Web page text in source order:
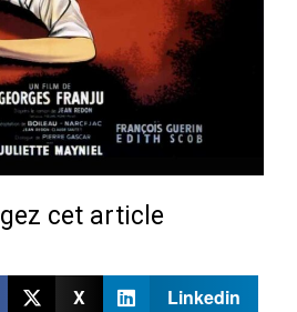
cet article
X
Linkedin